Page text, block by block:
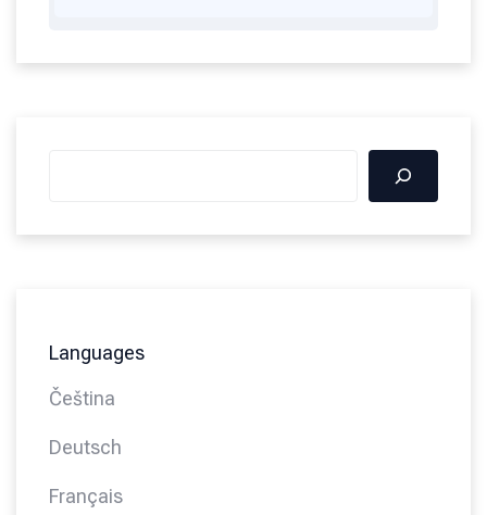
Languages
Čeština
Deutsch
Français